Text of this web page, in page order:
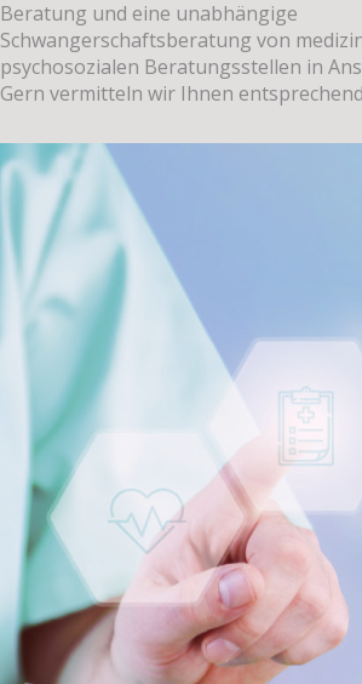
Beratung und eine unabhängige
Schwangerschaftsberatung von
psychosozialen Beratungsstellen in
Gern vermitteln wir Ihnen